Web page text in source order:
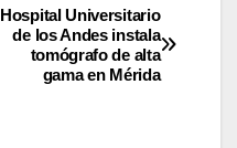
Hospital Universitario
de los Andes instala
tomógrafo de alta
gama en Mérida